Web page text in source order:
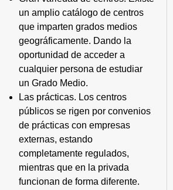
un amplio catálogo de centros
que imparten grados medios
geográficamente. Dando la
oportunidad de acceder a
cualquier persona de estudiar
un Grado Medio.
Las prácticas. Los centros
públicos se rigen por convenios
de prácticas con empresas
externas, estando
completamente regulados,
mientras que en la privada
funcionan de forma diferente.